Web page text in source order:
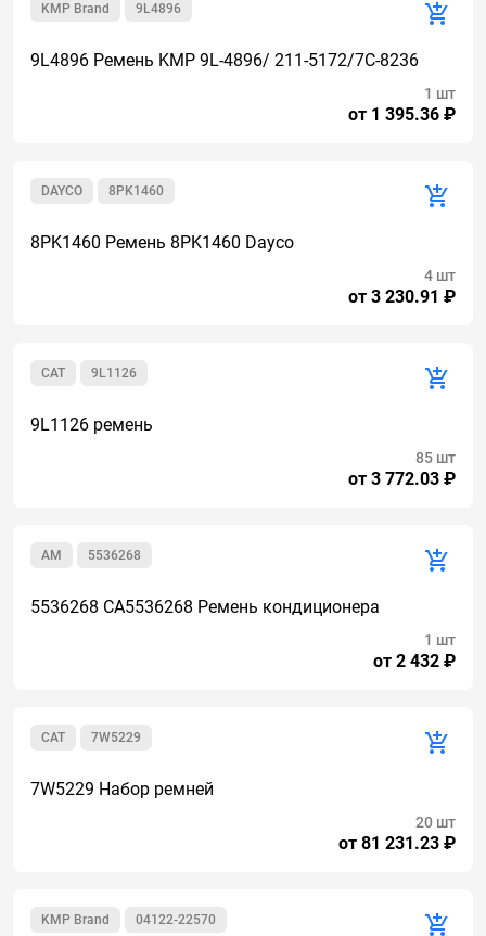
9L4896
KMP Brand
9L4896 Ремень KMP 9L-4896/ 211-5172/7C-8236
от 1 395.36 ₽
1 шт
8PK1460
DAYCO
8PK1460 Ремень 8PK1460 Dayco
от 3 230.91 ₽
4 шт
9L1126
CAT
9L1126 ремень
от 3 772.03 ₽
85 шт
5536268
AM
5536268 CA5536268 Ремень кондиционера
от 2 432 ₽
1 шт
7W5229
CAT
7W5229 Набор ремней
от 81 231.23 ₽
20 шт
04122-22570
KMP Brand